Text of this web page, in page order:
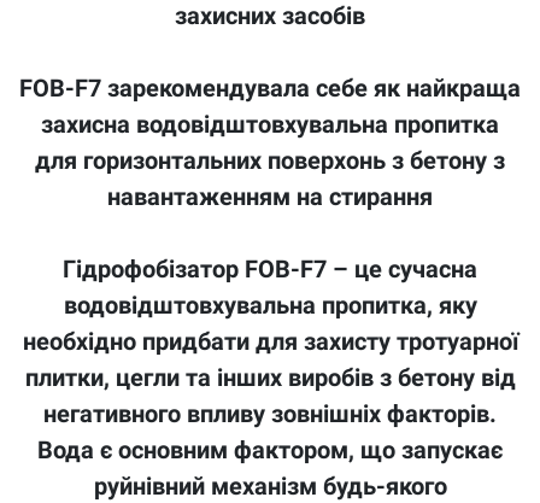
захисних засобів
FOB-F7 зарекомендувала себе як найкраща
захисна водовідштовхувальна пропитка
для горизонтальних поверхонь з бетону з
навантаженням на стирання
Гідрофобізатор FOB-F7 – це сучасна
водовідштовхувальна пропитка, яку
необхідно придбати для захисту тротуарної
плитки, цегли та інших виробів з бетону від
негативного впливу зовнішніх факторів.
Вода є основним фактором, що запускає
руйнівний механізм будь-якого